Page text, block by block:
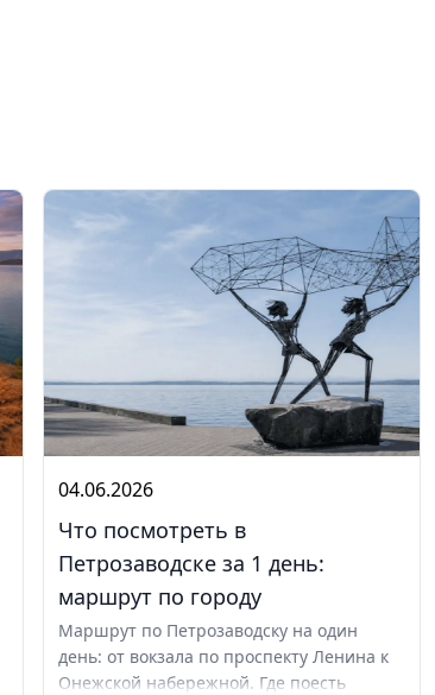
04.06.2026
Что посмотреть в
Петрозаводске за 1 день:
маршрут по городу
Маршрут по Петрозаводску на один
день: от вокзала по проспекту Ленина к
Онежской набережной. Где поесть